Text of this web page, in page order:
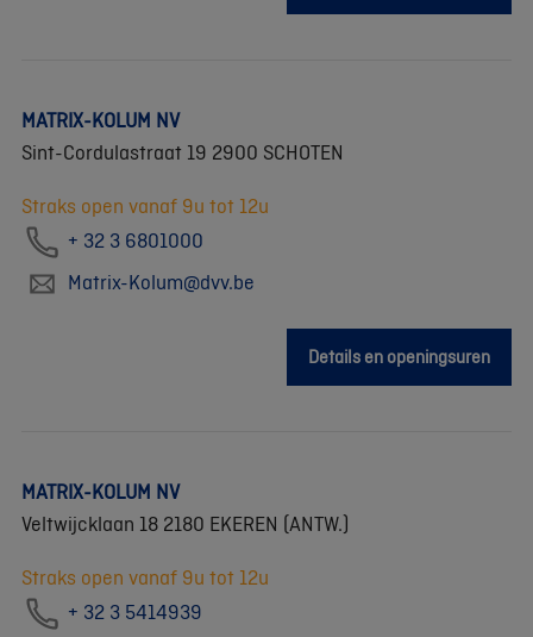
MATRIX-KOLUM NV
Sint-Cordulastraat 19 2900 SCHOTEN
Straks open vanaf 9u tot 12u
+ 32 3 6801000
Matrix-Kolum@dvv.be
Details en openingsuren
MATRIX-KOLUM NV
Veltwijcklaan 18 2180 EKEREN (ANTW.)
Straks open vanaf 9u tot 12u
+ 32 3 5414939